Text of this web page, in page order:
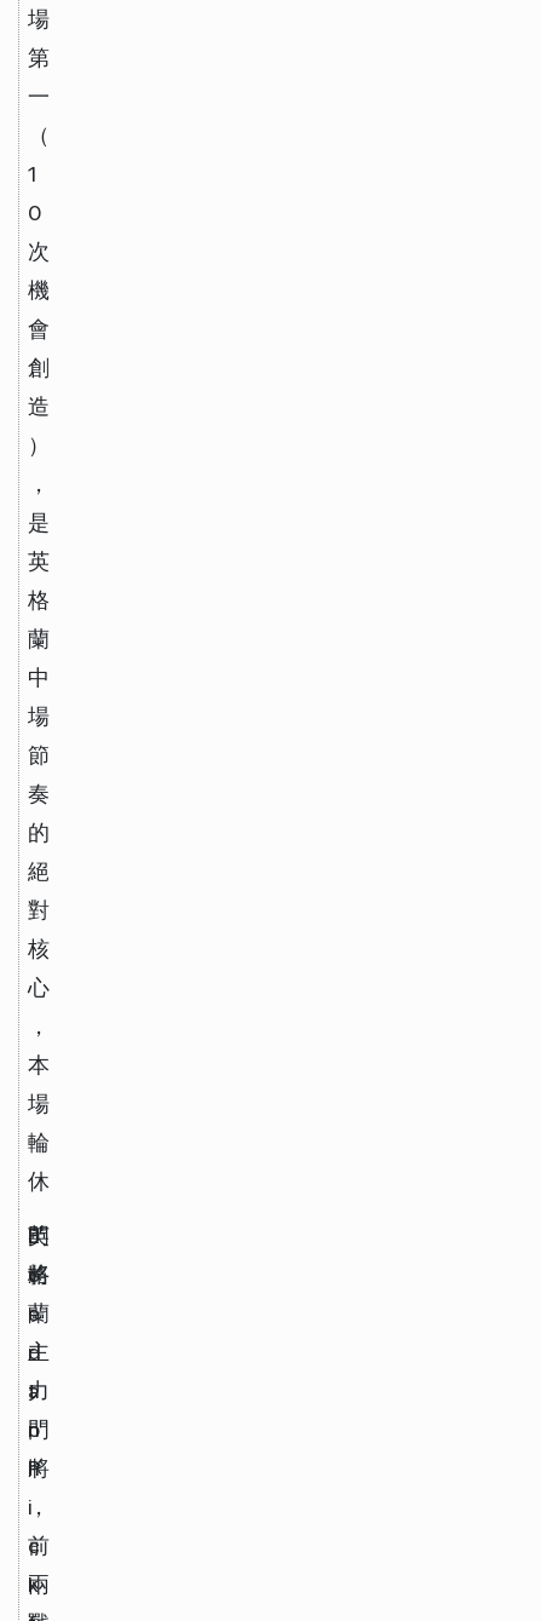
場
第
一
（
1
0
次
機
會
創
造
）
，
是
英
格
蘭
中
場
節
奏
的
絕
對
核
心
，
本
場
輪
休
J
o
r
d
a
n
P
i
c
k
門
將
E
v
e
r
t
o
n
英
格
蘭
主
力
門
將
，
前
兩